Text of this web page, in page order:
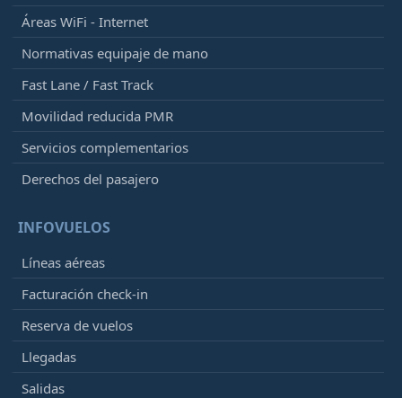
Áreas WiFi - Internet
Normativas equipaje de mano
Fast Lane / Fast Track
Movilidad reducida PMR
Servicios complementarios
Derechos del pasajero
INFOVUELOS
Líneas aéreas
Facturación check-in
Reserva de vuelos
Llegadas
Salidas